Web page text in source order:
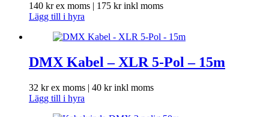
140 krex moms | 175 krinkl moms
Lägg till i hyra
DMX Kabel – XLR 5-Pol – 15m
32 krex moms | 40 krinkl moms
Lägg till i hyra